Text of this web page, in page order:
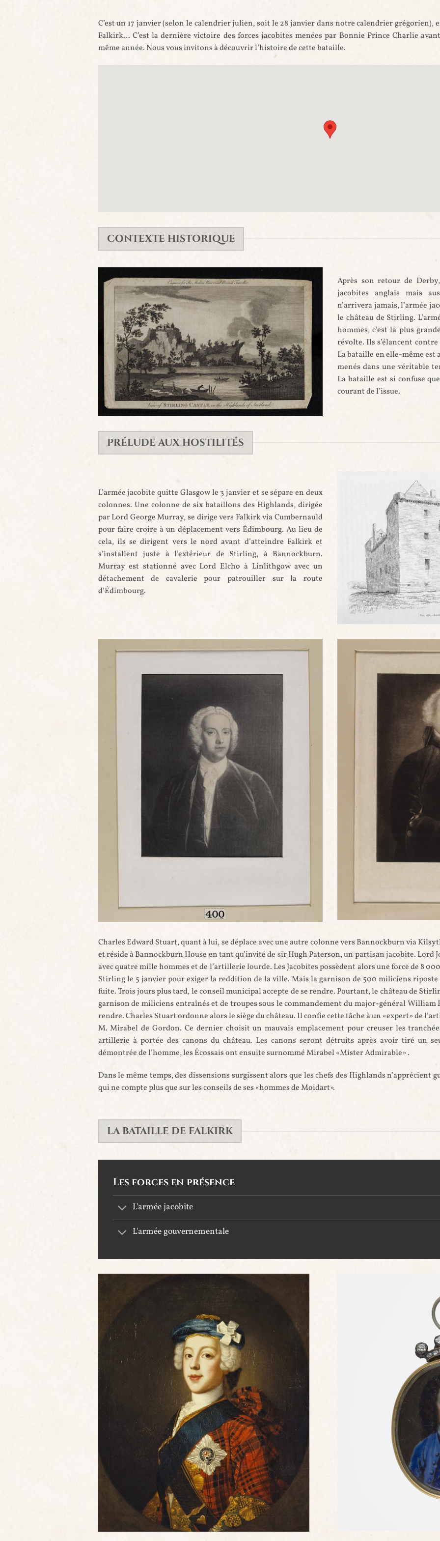
C’est un 17 janvier (selon le calendrier julien, soit le 28 janvier dans notre calendrier grégorien),
Falkirk… C’est la dernière victoire des forces jacobites menées par Bonnie Prince Charlie
même année. Nous vous invitons à découvrir l’histoire de cette bataille.
CONTEXTE HISTORIQUE
siècle (ref.Blaikie.SNPG_.24.176)
Après son retour de
jacobites anglais mais
n’arrivera jamais, l’armée
le château de Stirling.
hommes, c’est la plus
révolte. Ils s’élancent
La bataille en elle-même est
menés dans une véritable
La bataille est si confuse
courant de l’issue.
PRÉLUDE AUX HOSTILITÉS
L’armée jacobite quitte Glasgow le 3 janvier et se sépare en deux
colonnes. Une colonne de six bataillons des Highlands, dirigée
par Lord George Murray, se dirige vers Falkirk via Cumbernauld
pour faire croire à un déplacement vers Édimbourg. Au lieu de
cela, ils se dirigent vers le nord avant d’atteindre Falkirk et
s’installent juste à l’extérieur de Stirling, à Bannockburn.
Murray est stationné avec Lord Elcho à Linlithgow avec un
détachement de cavalerie pour patrouiller sur la route
d’Édimbourg.
siècle (ref.Blaikie.SNPG_.4.15)
(ref.Blaikie.SNPG_.4.11)
Charles Edward Stuart, quant à lui, se déplace avec une autre colonne vers Bannockburn via
et réside à Bannockburn House en tant qu’invité de sir Hugh Paterson, un partisan jacobite.
avec quatre mille hommes et de l’artillerie lourde. Les Jacobites possèdent alors une force de 8
Stirling le 5 janvier pour exiger la reddition de la ville. Mais la garnison de 500 miliciens
fuite. Trois jours plus tard, le conseil municipal accepte de se rendre. Pourtant, le château de
garnison de miliciens entraînés et de troupes sous le commandement du major-général William
rendre. Charles Stuart ordonne alors le siège du château. Il confie cette tâche à un «expert» de
M. Mirabel de Gordon. Ce dernier choisit un mauvais emplacement pour creuser les
artillerie à portée des canons du château. Les canons seront détruits après avoir tiré un
démontrée de l’homme, les Écossais ont ensuite surnommé Mirabel «Mister Admirable» .
Dans le même temps, des dissensions surgissent alors que les chefs des Highlands n’apprécient
qui ne compte plus que sur les conseils de ses «hommes de Moidart».
LA BATAILLE DE FALKIRK
Les forces en présence
L'armée jacobite
L'armée gouvernementale